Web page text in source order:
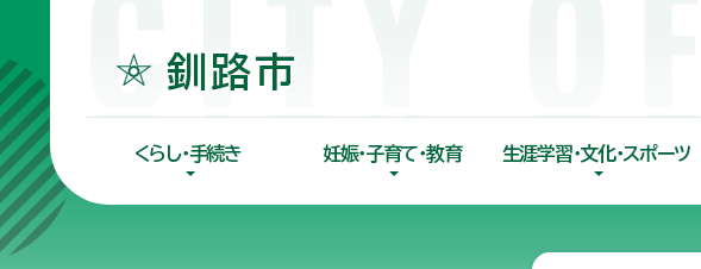
くらし・手続き 妊娠・子育て・教育 生涯学習・文化・スポーツ